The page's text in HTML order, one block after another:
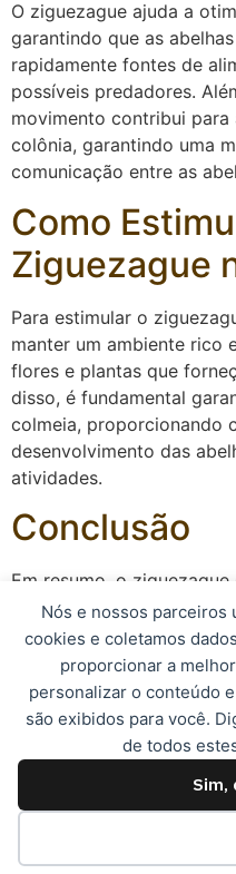
Nós e nossos parceiros
cookies e coletamos
proporcionar a
personalizar o conteúdo
são exibidos para você.
de todos
Sim,
O ziguezague ajuda a
garantindo que as
rapidamente fontes de
possíveis predadores.
movimento contribui para
colônia, garantindo uma
comunicação entre as
Como
Ziguezague
Para estimular o
manter um ambiente rico
flores e plantas que
disso, é fundamental
colmeia, proporcionando
desenvolvimento das
atividades.
Conclusão
Em resumo, o
fundamental para o
garantindo a eficiência e
suas atividades diárias.
desse padrão, os
para estimular o
das suas colônias.
© 2023, Apismel.